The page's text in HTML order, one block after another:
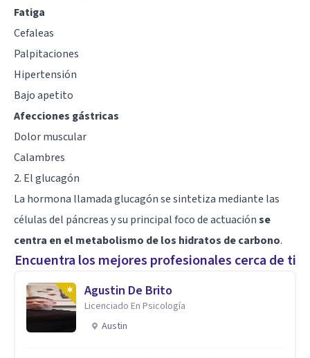
Fatiga
Cefaleas
Palpitaciones
Hipertensión
Bajo apetito
Afecciones gástricas
Dolor muscular
Calambres
2. El glucagón
La hormona llamada glucagón se sintetiza mediante las
células del páncreas y su principal foco de actuaciónse
centra en el metabolismo de los hidratos de carbono.
Encuentra los mejores profesionales cerca de ti
Agustin De Brito
Licenciado En Psicología
Austin